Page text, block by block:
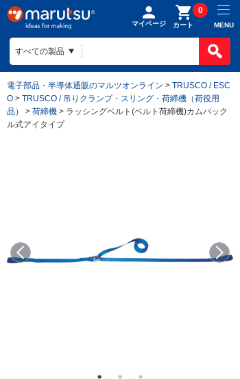
マイページ カート
0
MENU
電子部品・半導体通販のマルツオンライン > TRUSCO / ESC
O > TRUSCO / 吊りクランプ・スリング・荷締機（荷役用
品）
> 荷締機 > ラッシングベルト(ベルト荷締機)カムバック
ル式アイタイプ